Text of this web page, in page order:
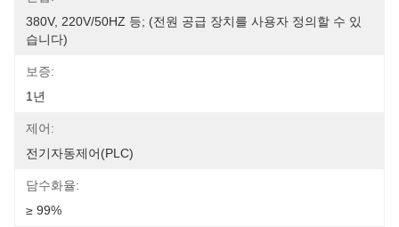
380V, 220V/50HZ 등; (전원 공급 장치를 사용자 정의할 수 있
습니다)
보증:
1년
제어:
전기자동제어(PLC)
담수화율:
≥ 99%